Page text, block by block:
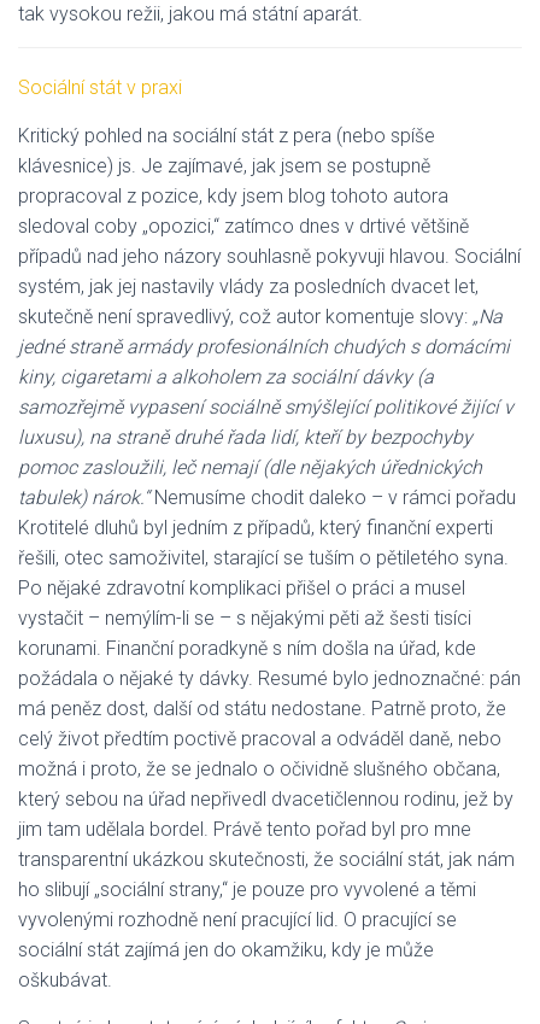
tak vysokou režii, jakou má státní aparát.
Sociální stát v praxi
Kritický pohled na sociální stát z pera (nebo spíše
klávesnice) js. Je zajímavé, jak jsem se postupně
propracoval z pozice, kdy jsem blog tohoto autora
sledoval coby „opozici,“ zatímco dnes v drtivé většině
případů nad jeho názory souhlasně pokyvuji hlavou. Sociální
systém, jak jej nastavily vlády za posledních dvacet let,
skutečně není spravedlivý, což autor komentuje slovy: „Na
jedné straně armády profesionálních chudých s domácími
kiny, cigaretami a alkoholem za sociální dávky (a
samozřejmě vypasení sociálně smýšlející politikové žijící v
luxusu), na straně druhé řada lidí, kteří by bezpochyby
pomoc zasloužili, leč nemají (dle nějakých úřednických
tabulek) nárok.“Nemusíme chodit daleko – v rámci pořadu
Krotitelé dluhů byl jedním z případů, který finanční experti
řešili, otec samoživitel, starající se tuším o pětiletého syna.
Po nějaké zdravotní komplikaci přišel o práci a musel
vystačit – nemýlím-li se – s nějakými pěti až šesti tisíci
korunami. Finanční poradkyně s ním došla na úřad, kde
požádala o nějaké ty dávky. Resumé bylo jednoznačné: pán
má peněz dost, další od státu nedostane. Patrně proto, že
celý život předtím poctivě pracoval a odváděl daně, nebo
možná i proto, že se jednalo o očividně slušného občana,
který sebou na úřad nepřivedl dvacetičlennou rodinu, jež by
jim tam udělala bordel. Právě tento pořad byl pro mne
transparentní ukázkou skutečnosti, že sociální stát, jak nám
ho slibují „sociální strany,“ je pouze pro vyvolené a těmi
vyvolenými rozhodně není pracující lid. O pracující se
sociální stát zajímá jen do okamžiku, kdy je může
oškubávat.